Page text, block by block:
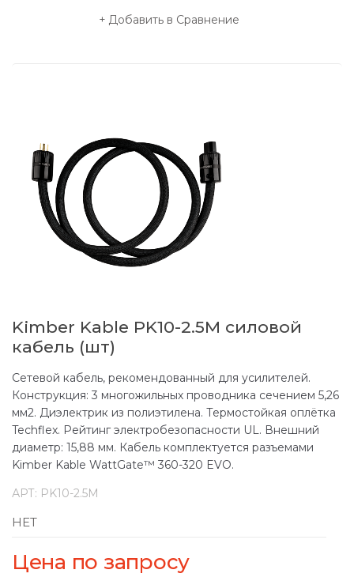
Добавить в Сравнение
Kimber Kable PK10-2.5M силовой
кабель (шт)
Сетевой кабель, рекомендованный для усилителей.
Конструкция: 3 многожильных проводника сечением 5,26
мм2. Диэлектрик из полиэтилена. Термостойкая оплётка
Techflex. Рейтинг электробезопасности UL. Внешний
диаметр: 15,88 мм. Кабель комплектуется разъемами
Kimber Kable WattGate™ 360-320 EVO.
АРТ: PK10-2.5M
НЕТ
Цена по запросу